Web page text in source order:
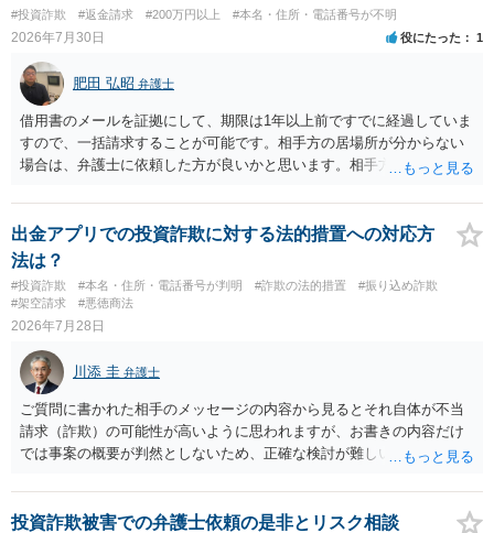
#投資詐欺 #返金請求 #200万円以上 #本名・住所・電話番号が不明
2026年7月30日 役にたった 1
肥田 弘昭 弁護士
借用書のメールを証拠にして、期限は1年以上前ですでに経過していま
すので、一括請求することが可能です。相手方の居場所が分からない
場合は、弁護士に依頼した方が良いかと思います。相手方の居場所が
さい。
出金アプリでの投資詐欺に対する法的措置への対応方
法は？
#投資詐欺 #本名・住所・電話番号が判明 #詐欺の法的措置
#振り込め詐欺
#架空請求
#悪徳商法
2026年7月28日
川添 圭 弁護士
ご質問に書かれた相手のメッセージの内容から見るとそれ自体が不当
請求（詐欺）の可能性が高いように思われますが、お書きの内容だけ
では事案の概要が判然としないため、正確な検討が難しいです。例え
画面を見て貰いながらアドバイスう受けた方が確実です。
投資詐欺被害での弁護士依頼の是非とリスク相談